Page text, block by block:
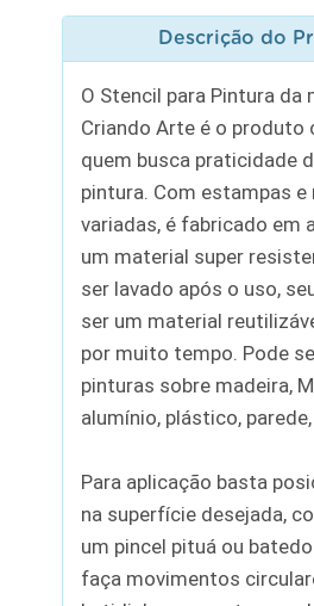
Descrição do
O Stencil para Pintura da
Criando Arte é o produto
quem busca praticidade
pintura. Com estampas e
variadas, é fabricado em
um material super
ser lavado após o uso,
ser um material
por muito tempo. Pode
pinturas sobre madeira,
alumínio, plástico,
Para aplicação basta
na superfície desejada,
um pincel pituá ou
faça movimentos